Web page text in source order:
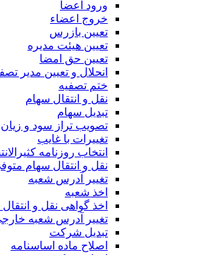
ورود اعضا
خروج اعضاء
تعیین بازرس
تعیین هیئت مدیره
تعیین حق امضا
انحلال و تعیین مدیر
ختم تصفیه
نقل و انتقال سهام
تبدیل سهام
تصویب تراز سود و زیان
تغییرات با غایب
انتخاب روزنامه
نقل و انتقال سهام
تغییر آدرس شعبه
اخذ شعبه
اخذ گواهی نقل و
تغییر آدرس شعبه
تبدیل شرکت
اصلاح ماده اساسنامه